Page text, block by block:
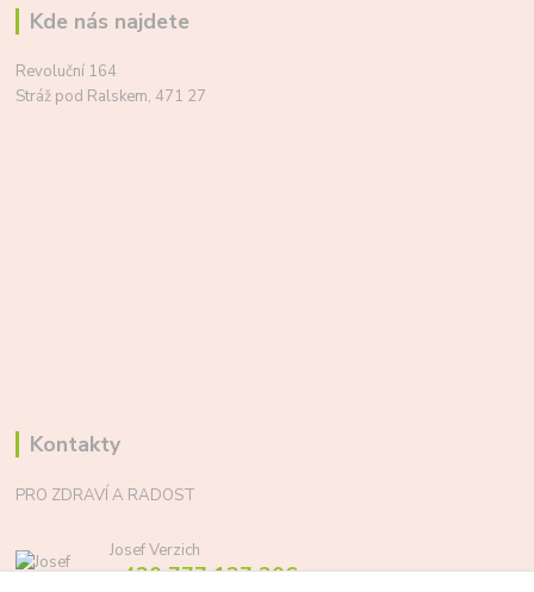
Kde nás najdete
Revoluční 164
Stráž pod Ralskem, 471 27
Kontakty
PRO ZDRAVÍ A RADOST
Josef Verzich
+420 777 137 206